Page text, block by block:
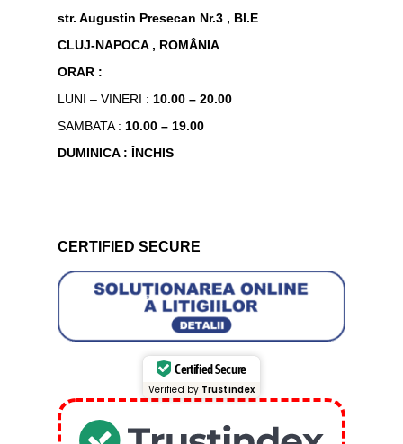
str. Augustin Presecan Nr.3 , Bl.E
CLUJ-NAPOCA , ROMÂNIA
ORAR :
LUNI – VINERI : 10.00 – 20.00
SAMBATA : 10.00 – 19.00
DUMINICA : ÎNCHIS
CERTIFIED SECURE
Certified Secure
Verified by Trustindex